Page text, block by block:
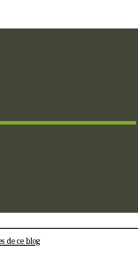
de ce blog